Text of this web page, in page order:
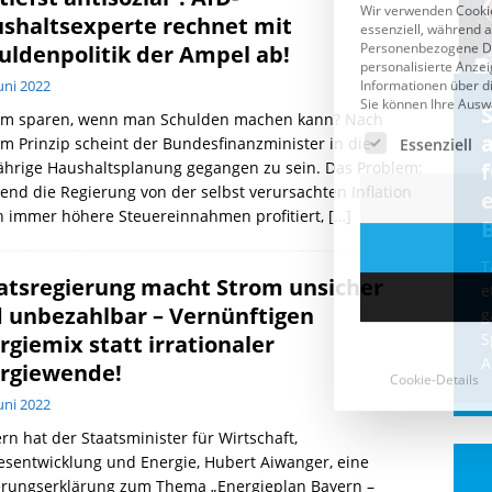
rechnet mit
der Ampel ab!
2022
sparen, wenn man Schulden machen kann? Nach
Prinzip scheint der Bundesfinanzminister in die
Haushaltsplanung gegangen zu sein. Das Problem:
die Regierung von der selbst verursachten Inflation
immer höhere Steuereinnahmen profitiert, […]
macht Strom unsicher
unbezahlbar – Vernünftigen
statt irrationaler
2022
hat der Staatsminister für Wirtschaft,
und Energie, Hubert Aiwanger, eine
zum Thema „Energieplan Bayern –
CDU & Ampel wollen nach
der Wahl wieder Afghanen
einfliegen: Zeit für ein
Asylmoratorium!
Stimmung wegen der von Afghanen
verübten Anschläge kippte, wurden die
Flüge vor der
[...]
Cookie-Details